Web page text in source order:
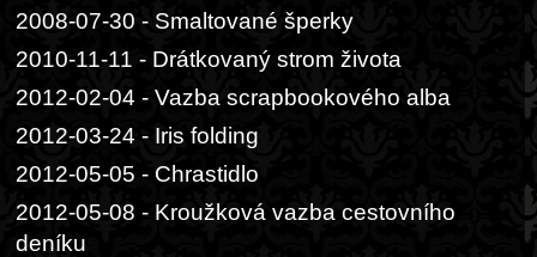
2008-07-30 - Smaltované šperky
2010-11-11 - Drátkovaný strom života
2012-02-04 - Vazba scrapbookového alba
2012-03-24 - Iris folding
2012-05-05 - Chrastidlo
2012-05-08 - Kroužková vazba cestovního
deníku